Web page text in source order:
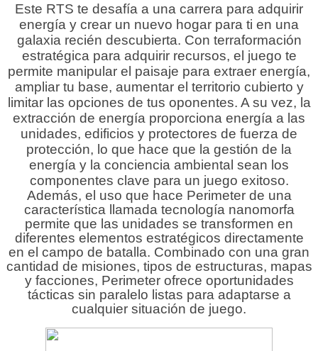
Este RTS te desafía a una carrera para adquirir
energía y crear un nuevo hogar para ti en una
galaxia recién descubierta. Con terraformación
estratégica para adquirir recursos, el juego te
permite manipular el paisaje para extraer energía,
ampliar tu base, aumentar el territorio cubierto y
limitar las opciones de tus oponentes. A su vez, la
extracción de energía proporciona energía a las
unidades, edificios y protectores de fuerza de
protección, lo que hace que la gestión de la
energía y la conciencia ambiental sean los
componentes clave para un juego exitoso.
Además, el uso que hace Perimeter de una
característica llamada tecnología nanomorfa
permite que las unidades se transformen en
diferentes elementos estratégicos directamente
en el campo de batalla. Combinado con una gran
cantidad de misiones, tipos de estructuras, mapas
y facciones, Perimeter ofrece oportunidades
tácticas sin paralelo listas para adaptarse a
cualquier situación de juego.